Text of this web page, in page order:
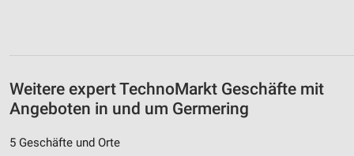
Weitere expert TechnoMarkt Geschäfte mit
Angeboten in und um Germering
5 Geschäfte und Orte